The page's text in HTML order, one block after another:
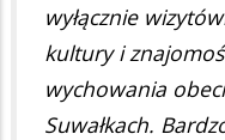
wyłącznie
kultury i
wychowania
Suwałkach.